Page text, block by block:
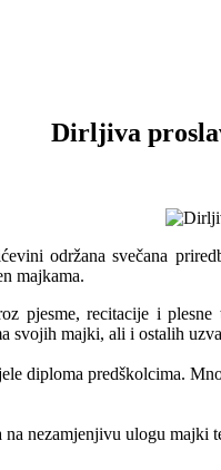
Dirljiva
održana svečana
majkama.
pjesme, recitacije i
svojih majki, ali i ostalih
diploma predškolcima.
nezamjenjivu ulogu